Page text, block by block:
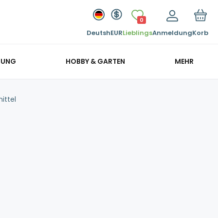
DeutshEUR
0
LieblingsAnmeldungKorb
HOBBY & GARTEN MEHR